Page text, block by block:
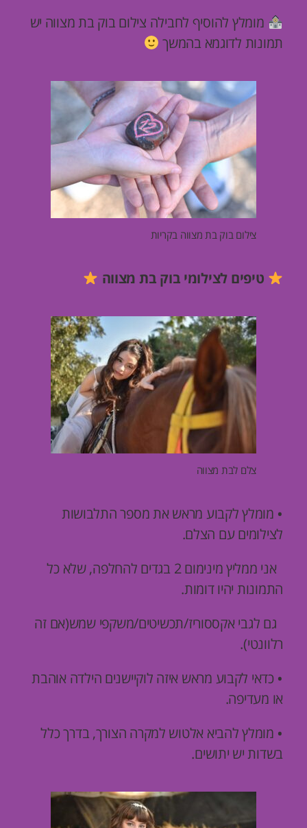
מומלץ להוסיף לחבילה צילום בוק בת מצווה יש
תמונות לדוגמא בהמשך
צילום בוק בת מצווה בקריות
טיפים לצילומי בוק בת מצווה
צלם לבת מצווה
• מומלץ לקבוע מראש את מספר התלבושות
לצילומים עם הצלם.
אני ממליץ מינימום 2 בגדים להחלפה, שלא כל
התמונות יהיו דומות.
גם לגבי אקססוריז/תכשיטים/משקפי שמש(אם זה
רלוונטי).
• כדאי לקבוע מראש איזה לוקיישנים הילדה אוהבת
או מעדיפה.
• מומלץ להביא אלטוש למקרה הצורך, בדרך כלל
בשדות יש יתושים.